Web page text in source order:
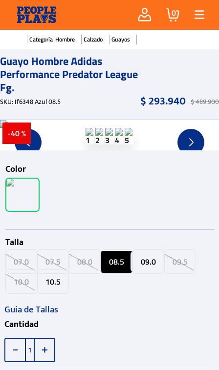
0
Hombre Calzado Guayos
Guayo Hombre Adidas
Performance Predator League
Fg.
SKU:If6348 Azul 08.5 $293.940 $489.900
-40 %
Color
Talla
07.0 07.5 08.0 08.5 09.0
09.5
10.0
10.5
Guia de Tallas
Cantidad
＋
－